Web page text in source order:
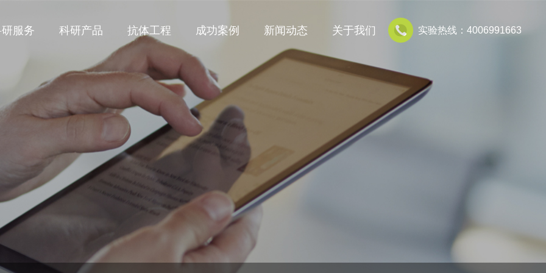
实验热线：4006991663
服务 科研产品 抗体工程 成功案例 新闻动态 关于我们